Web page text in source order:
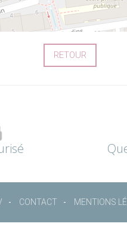
RETOUR
CONTACT MENTIONS